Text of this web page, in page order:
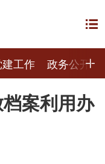
建工作 政务公开
案利用办